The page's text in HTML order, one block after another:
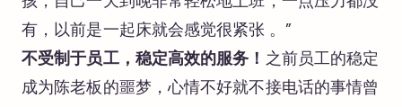
有，以前是一起床就会感觉很紧张 。”
不受制于员工，稳定高效的服务！ 之前员工的稳定
成为陈老板的噩梦，心情不好就不接电话的事情曾